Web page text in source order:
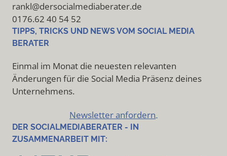
rankl@dersocialmediaberater.de
0176.62 40 54 52
TIPPS, TRICKS UND NEWS VOM SOCIAL MEDIA
BERATER
Einmal im Monat die neuesten relevanten
Änderungen für die Social Media Präsenz deines
Unternehmens.
Newsletter anfordern
DER SOCIALMEDIABERATER - IN
ZUSAMMENARBEIT MIT: